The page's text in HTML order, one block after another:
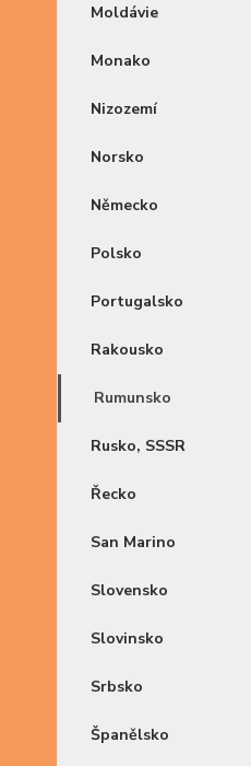
Moldávie
Monako
Nizozemí
Norsko
Německo
Polsko
Portugalsko
Rakousko
Rumunsko
Rusko, SSSR
Řecko
San Marino
Slovensko
Slovinsko
Srbsko
Španělsko